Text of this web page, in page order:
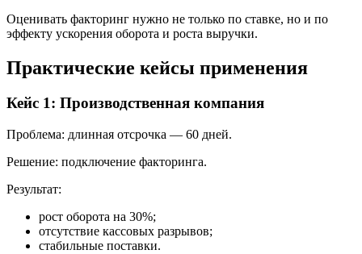
Оценивать факторинг нужно не только по ставке, но и по
эффекту ускорения оборота и роста выручки.
Практические кейсы применения
Кейс 1: Производственная компания
Проблема: длинная отсрочка — 60 дней.
Решение: подключение факторинга.
Результат:
рост оборота на 30%;
отсутствие кассовых разрывов;
стабильные поставки.